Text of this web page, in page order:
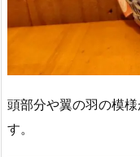
頭部分や翼の羽の模
す。